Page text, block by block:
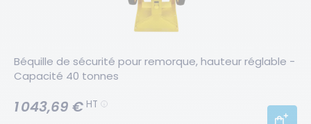
Béquille de sécurité pour remorque, hauteur réglable -
Capacité 40 tonnes
1 043,69 € HT